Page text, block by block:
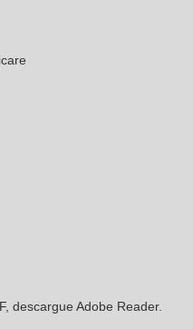
descargue Adobe Reader.